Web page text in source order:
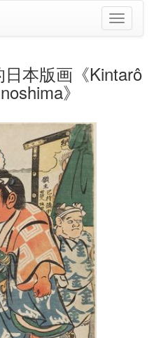
切
换
本版画《Kintarô
》